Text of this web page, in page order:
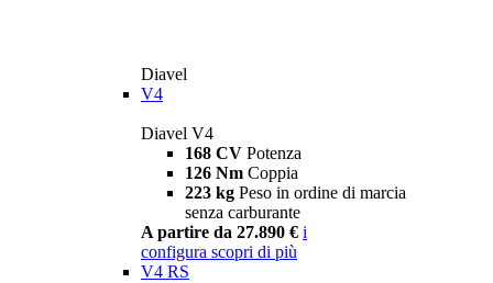
Diavel
V4
Diavel V4
168 CV Potenza
126 Nm Coppia
223 kg Peso in ordine di marcia
senza carburante
A partire da 27.890 € i
configura scopri di più
V4 RS